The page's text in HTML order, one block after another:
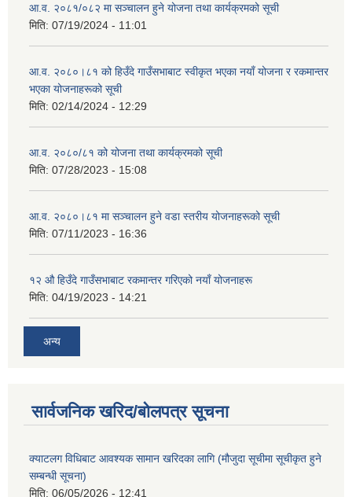
आ.व. २०८१/०८२ मा सञ्चालन हुने योजना तथा कार्यक्रमको सूची
मिति: 07/19/2024 - 11:01
आ.व. २०८०।८१ को हिउँदे गाउँसभाबाट स्वीकृत भएका नयाँ योजना र रकमान्तर
भएका योजनाहरूको सूची
मिति: 02/14/2024 - 12:29
आ.व. २०८०/८१ को योजना तथा कार्यक्रमको सूची
मिति: 07/28/2023 - 15:08
आ.व. २०८०।८१ मा सञ्चालन हुने वडा स्तरीय योजनाहरूको सूची
मिति: 07/11/2023 - 16:36
१२ औ हिउँदे गाउँसभाबाट रकमान्तर गरिएको नयाँ योजनाहरू
मिति: 04/19/2023 - 14:21
अन्य
सार्वजनिक खरिद/बोलपत्र सूचना
क्याटलग विधिबाट आवश्यक सामान खरिदका लागि (मौजुदा सूचीमा सूचीकृत हुने
सम्बन्धी सूचना)
मिति: 06/05/2026 - 12:41